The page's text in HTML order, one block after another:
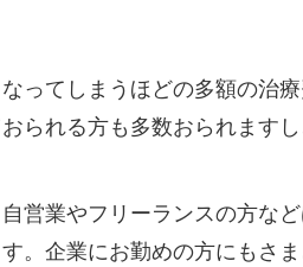
ってしまうほどの多額の治
られる方も多数おられます
営業やフリーランスの方な
。企業にお勤めの方にもさ